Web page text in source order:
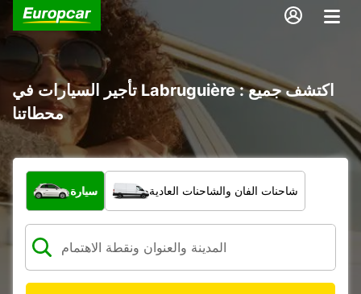
تأجير السيارات في Labruguière : اكتشف جميع
محطاتنا
ما نوع المركبة؟
سيارة شاحنات الفان والشاحنات العادية